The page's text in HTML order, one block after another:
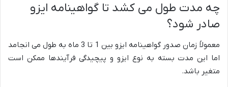
چه مدت طول می کشد تا گواهینامه ایزو
صادر شود؟
معمولاً زمان صدور گواهینامه ایزو بین 1 تا 3 ماه به طول می انجامد
اما این مدت بسته به نوع ایزو و پیچیدگی فرآیندها ممکن است
متغیر باشد.